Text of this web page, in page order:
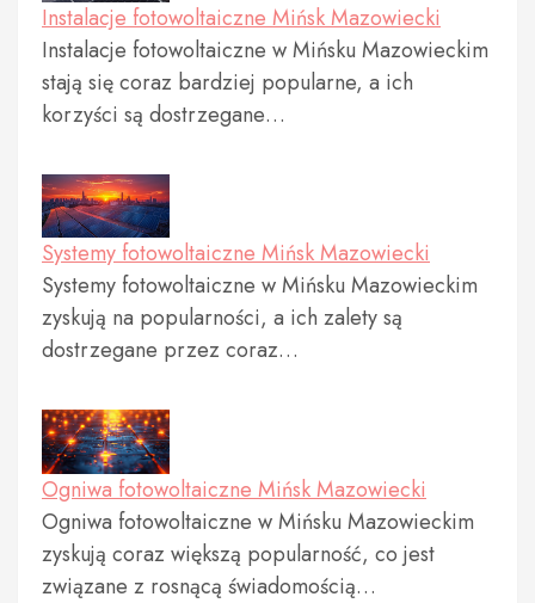
Instalacje fotowoltaiczne Mińsk Mazowiecki
Instalacje fotowoltaiczne w Mińsku Mazowieckim
stają się coraz bardziej popularne, a ich
korzyści są dostrzegane…
Systemy fotowoltaiczne Mińsk Mazowiecki
Systemy fotowoltaiczne w Mińsku Mazowieckim
zyskują na popularności, a ich zalety są
dostrzegane przez coraz…
Ogniwa fotowoltaiczne Mińsk Mazowiecki
Ogniwa fotowoltaiczne w Mińsku Mazowieckim
zyskują coraz większą popularność, co jest
związane z rosnącą świadomością…